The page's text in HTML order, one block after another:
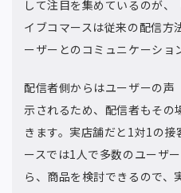
して注目を集めているのが、
イブコマースは従来の配信方
ーザーとのコミュニケーショ
配信者側からはユーザーの声
示されるため、配信者もその
きます。実店舗だと1対1の
ースでは1人で多数のユーザ
ら、商品を検討できるので、